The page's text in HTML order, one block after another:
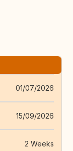
01/07/2026
15/09/2026
2 Weeks